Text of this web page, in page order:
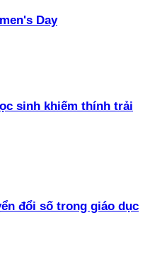
Day
sinh khiếm thính trải
đổi số trong giáo dục